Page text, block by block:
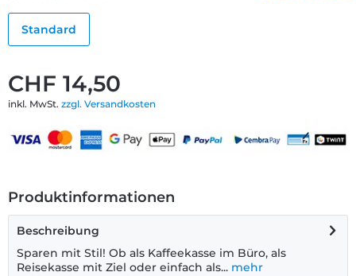
CHF 14,50
inkl. MwSt. zzgl. Versandkosten
Standard
Produktinformationen
Beschreibung
Sparen mit Stil! Ob als Kaffeekasse im Büro, als
Reisekasse mit Ziel oder einfach als... mehr